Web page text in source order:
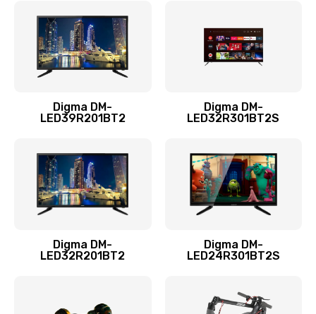
Замена системы охлаждения
Замена процессора
Замена оперативной памяти
Digma DM-
LED39R201BT2
Digma DM-
LED32R301BT2S
Digma DM-
LED32R201BT2
Digma DM-
LED24R301BT2S